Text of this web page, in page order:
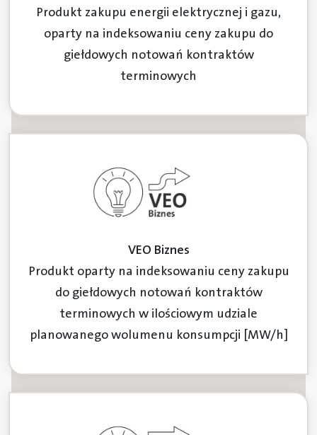
Produkt zakupu energii elektrycznej i gazu,
oparty na indeksowaniu ceny zakupu do
giełdowych notowań kontraktów
terminowych
VEO Biznes
Produkt oparty na indeksowaniu ceny zakupu
do giełdowych notowań kontraktów
terminowych w ilościowym udziale
planowanego wolumenu konsumpcji [MW/h]